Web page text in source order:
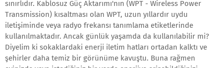
sınırlıdır. Kablosuz Güç Aktarımı'nın (WPT - Wireless Power
Transmission) kısaltması olan WPT, uzun yıllardır uydu
iletişiminde veya radyo frekansı tanımlama etiketlerinde
kullanılmaktadır. Ancak günlük yaşamda da kullanılabilir mi?
Diyelim ki sokaklardaki enerji iletim hatları ortadan kalktı ve
şehirler daha temiz bir görünüme kavuştu. Buna rağmen